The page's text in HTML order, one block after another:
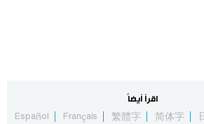
Русский
اقرأ أيضاً
简体字
繁體字
Français
Español